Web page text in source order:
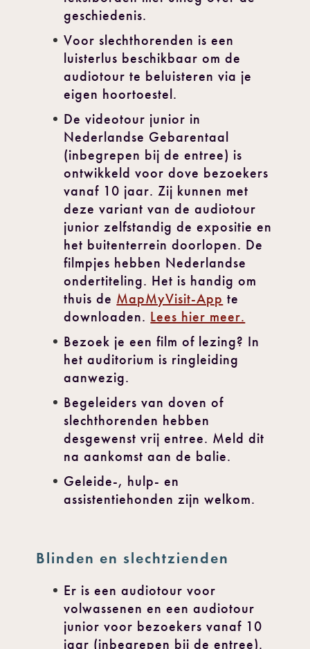
geschiedenis.
Voor slechthorenden is een
luisterlus beschikbaar om de
audiotour te beluisteren via je
eigen hoortoestel.
De videotour junior in
Nederlandse Gebarentaal
(inbegrepen bij de entree) is
ontwikkeld voor dove bezoekers
vanaf 10 jaar. Zij kunnen met
deze variant van de audiotour
junior zelfstandig de expositie en
het buitenterrein doorlopen. De
filmpjes hebben Nederlandse
ondertiteling. Het is handig om
thuis de MapMyVisit-App te
downloaden. Lees hier meer.
Bezoek je een film of lezing? In
het auditorium is ringleiding
aanwezig.
Begeleiders van doven of
slechthorenden hebben
desgewenst vrij entree. Meld dit
na aankomst aan de balie.
Geleide-, hulp- en
assistentiehonden zijn welkom.
Blinden en slechtzienden
Er is een audiotour voor
volwassenen en een audiotour
junior voor bezoekers vanaf 10
jaar (inbegrepen bij de entree).